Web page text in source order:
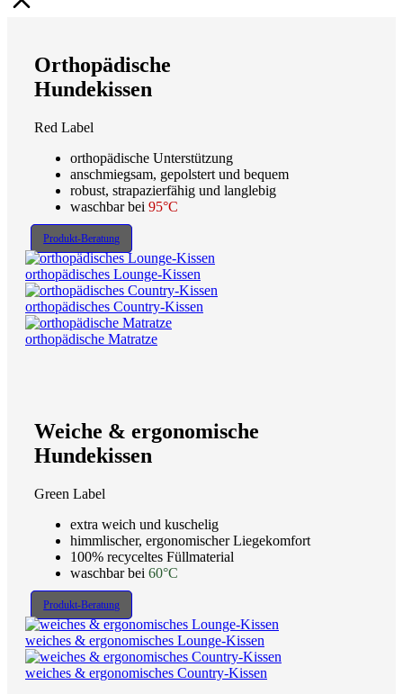
Orthopädische
Hundekissen
Red Label
orthopädische Unterstützung
anschmiegsam, gepolstert und bequem
robust, strapazierfähig und langlebig
waschbar bei 95°C
Produkt-Beratung
orthopädisches Lounge-Kissen
orthopädisches Country-Kissen
orthopädische Matratze
Weiche & ergonomische
Hundekissen
Green Label
extra weich und kuschelig
himmlischer, ergonomischer Liegekomfort
100% recyceltes Füllmaterial
waschbar bei 60°C
Produkt-Beratung
weiches & ergonomisches Lounge-Kissen
weiches & ergonomisches Country-Kissen